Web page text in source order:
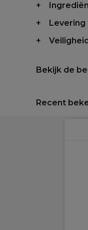
Levering
Bekijk de
Recent